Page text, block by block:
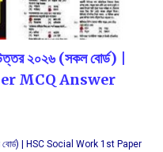
২০২৬ (সকল বোর্ড) |
MCQ Answer
বোর্ড) | HSC Social Work 1st Paper